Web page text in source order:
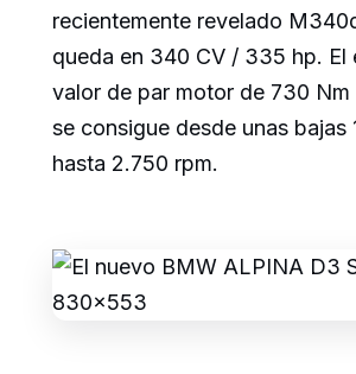
recientemente revelado
queda en 340 CV / 335 hp. El
valor de par motor de 730
se consigue desde unas bajas
hasta 2.750 rpm.